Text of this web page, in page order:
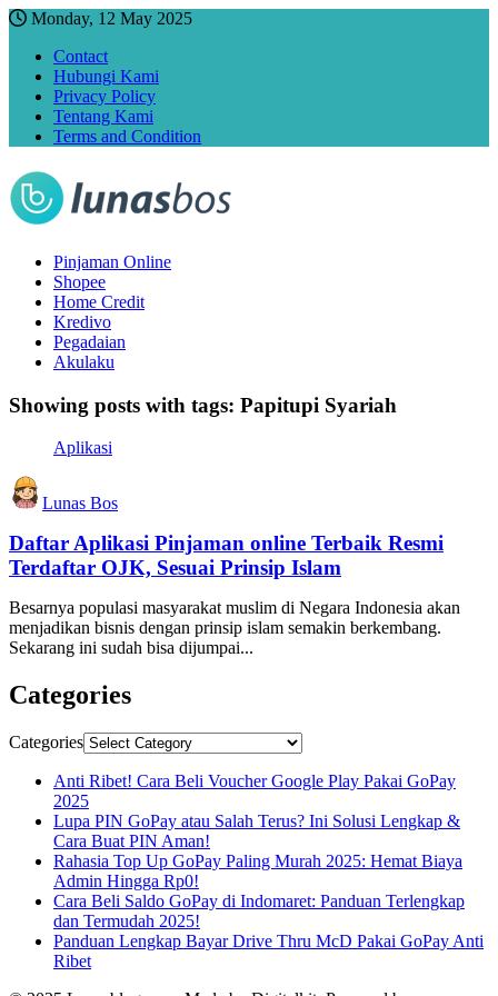
Monday, 12 May 2025
Contact
Hubungi Kami
Privacy Policy
Tentang Kami
Terms and Condition
Pinjaman Online
Shopee
Home Credit
Kredivo
Pegadaian
Akulaku
Showing posts with tags: Papitupi Syariah
Aplikasi
Lunas Bos
Daftar Aplikasi Pinjaman online Terbaik Resmi
Terdaftar OJK, Sesuai Prinsip Islam
Besarnya populasi masyarakat muslim di Negara Indonesia akan
menjadikan bisnis dengan prinsip islam semakin berkembang.
Sekarang ini sudah bisa dijumpai...
Categories
Categories
Anti Ribet! Cara Beli Voucher Google Play Pakai GoPay
2025
Lupa PIN GoPay atau Salah Terus? Ini Solusi Lengkap &
Cara Buat PIN Aman!
Rahasia Top Up GoPay Paling Murah 2025: Hemat Biaya
Admin Hingga Rp0!
Cara Beli Saldo GoPay di Indomaret: Panduan Terlengkap
dan Termudah 2025!
Panduan Lengkap Bayar Drive Thru McD Pakai GoPay Anti
Ribet